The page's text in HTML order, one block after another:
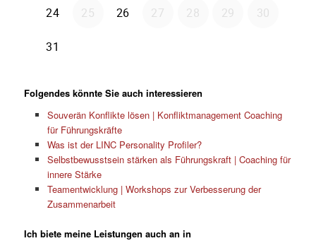
Folgendes könnte Sie auch interessieren
Souverän Konflikte lösen | Konfliktmanagement Coaching
für Führungskräfte
Was ist der LINC Personality Profiler?
Selbstbewusstsein stärken als Führungskraft | Coaching für
innere Stärke
Teamentwicklung | Workshops zur Verbesserung der
Zusammenarbeit
Ich biete meine Leistungen auch an in